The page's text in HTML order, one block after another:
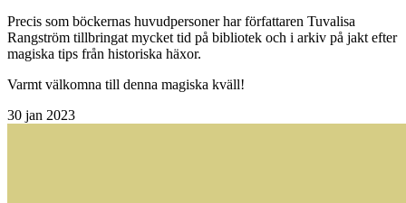
Precis som böckernas huvudpersoner har författaren Tuvalisa
Rangström tillbringat mycket tid på bibliotek och i arkiv på jakt efter
magiska tips från historiska häxor.
Varmt välkomna till denna magiska kväll!
30 jan 2023